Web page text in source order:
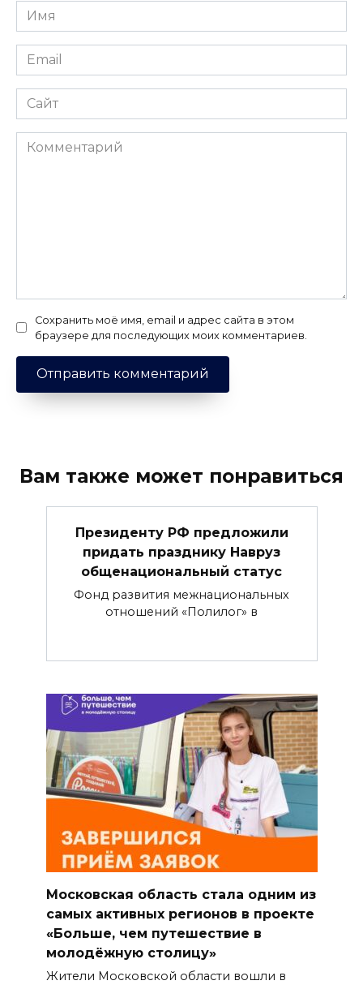
Имя
*
Email
*
Сайт
Комментарий
Сохранить моё имя, email и адрес сайта в этом
браузере для последующих моих комментариев.
Вам также может понравиться
Президенту РФ предложили
придать празднику Навруз
общенациональный статус
Фонд развития межнациональных
отношений «Полилог» в
Московская область стала одним из
самых активных регионов в проекте
«Больше, чем путешествие в
молодёжную столицу»
Жители Московской области вошли в